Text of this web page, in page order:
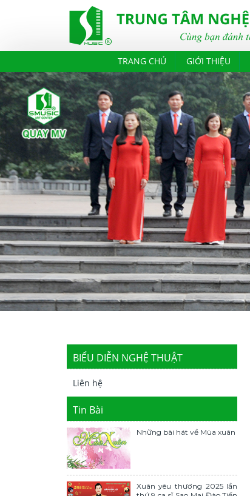
TRANG CHỦ GIỚI THIỆU
BIỂU DIỄN NGHỆ THUẬT
Liên hệ
Tin Bài
Những bài hát về Mùa xuân
Xuân yêu thương 2025 lần